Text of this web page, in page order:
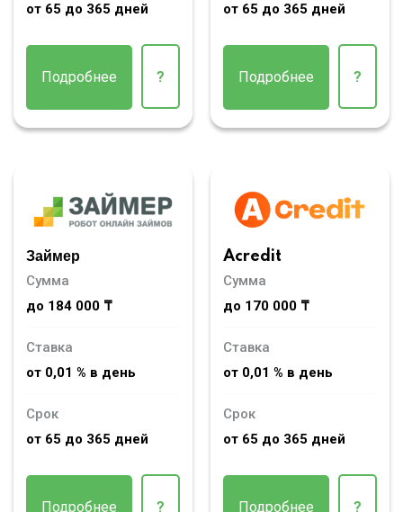
от 65 до 365 дней
Подробнее ?
от 65 до 365 дней
Подробнее ?
Займер
Сумма
до 184 000 ₸
Ставка
от 0,01 % в день
Срок
от 65 до 365 дней
Подробнее ?
Acredit
Сумма
до 170 000 ₸
Ставка
от 0,01 % в день
Срок
от 65 до 365 дней
Подробнее ?